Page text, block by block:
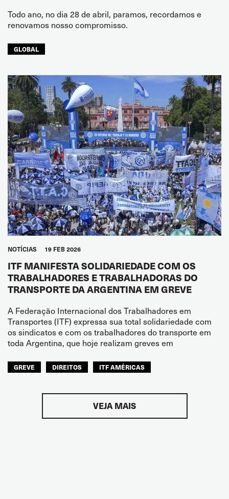
Todo ano, no dia 28 de abril, paramos, recordamos e
renovamos nosso compromisso.
GLOBAL
NOTÍCIAS 19 FEB 2026
ITF MANIFESTA SOLIDARIEDADE COM OS
TRABALHADORES E TRABALHADORAS DO
TRANSPORTE DA ARGENTINA EM GREVE
A Federação Internacional dos Trabalhadores em
Transportes (ITF) expressa sua total solidariedade com
os sindicatos e com os trabalhadores do transporte em
toda Argentina, que hoje realizam greves em
GREVE DIREITOS ITF AMÉRICAS
VEJA MAIS